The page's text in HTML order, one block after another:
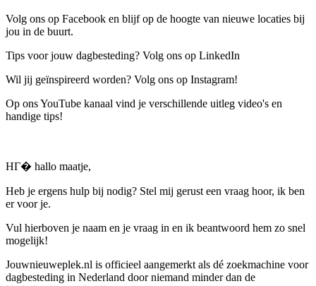
Volg ons op Facebook en blijf op de hoogte van nieuwe locaties bij
jou in de buurt.
Tips voor jouw dagbesteding? Volg ons op LinkedIn
Wil jij geïnspireerd worden? Volg ons op Instagram!
Op ons YouTube kanaal vind je verschillende uitleg video's en
handige tips!
HГ� hallo maatje,
Heb je ergens hulp bij nodig? Stel mij gerust een vraag hoor, ik ben
er voor je.
Vul hierboven je naam en je vraag in en ik beantwoord hem zo snel
mogelijk!
Jouwnieuweplek.nl is officieel aangemerkt als dé zoekmachine voor
dagbesteding in Nederland door niemand minder dan de